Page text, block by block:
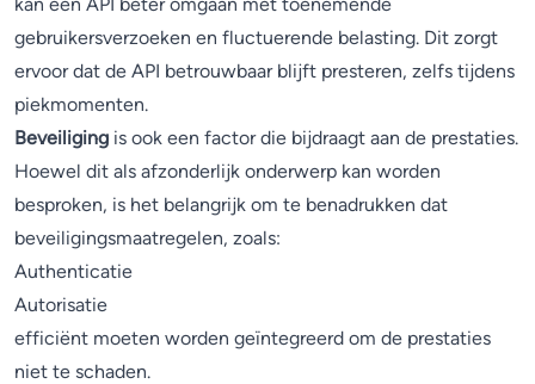
gebruikersverzoeken en fluctuerende belasting. Dit zorgt
ervoor dat de API betrouwbaar blijft presteren, zelfs tijdens
piekmomenten.
Beveiliging is ook een factor die bijdraagt aan de prestaties.
Hoewel dit als afzonderlijk onderwerp kan worden
besproken, is het belangrijk om te benadrukken dat
beveiligingsmaatregelen, zoals:
Authenticatie
Autorisatie
efficiënt moeten worden geïntegreerd om de prestaties
niet te schaden.